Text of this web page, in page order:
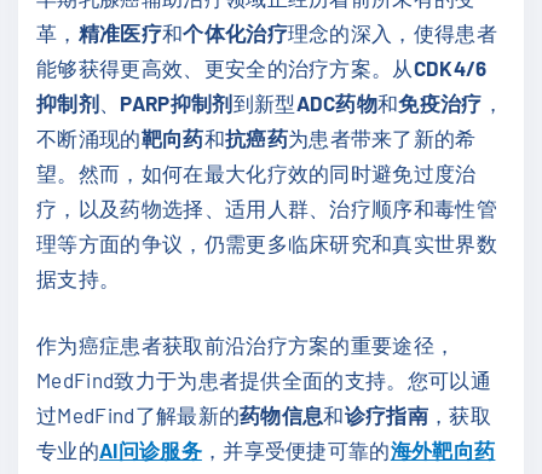
革， 精准医疗和个体化治疗理念的深入，使得患者
能够获得更高效、更安全的治疗方案。从CDK4/6
抑制剂 、 PARP抑制剂 到新型ADC药物和免疫治疗 ，
不断涌现的靶向药和抗癌药为患者带来了新的希
望。然而，如何在最大化疗效的同时避免过度治
疗，以及药物选择、适用人群、治疗顺序和毒性管
理等方面的争议，仍需更多临床研究和真实世界数
据支持。
作为癌症患者获取前沿治疗方案的重要途径，
MedFind致力于为患者提供全面的支持。您可以通
过MedFind了解最新的药物信息和诊疗指南 ，获取
专业的AI问诊服务，并享受便捷可靠的海外靶向药